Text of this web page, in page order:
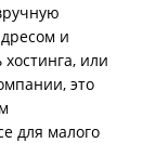
и
или
это
для малого